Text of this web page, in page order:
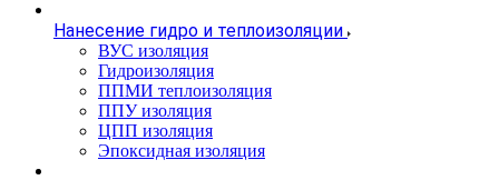
Нанесение гидро и теплоизоляции
ВУС изоляция
Гидроизоляция
ППМИ теплоизоляция
ППУ изоляция
ЦПП изоляция
Эпоксидная изоляция